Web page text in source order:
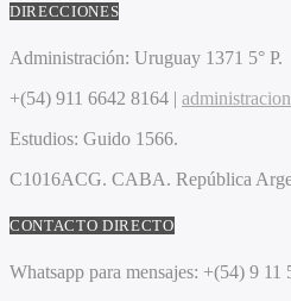
DIRECCIONES
Administración: Uruguay 1371 5° P.
+(54) 911 6642 8164 |
Estudios: Guido 1566.
C1016ACG. CABA. República
CONTACTO DIRECTO
Whatsapp para mensajes: +(54) 9 11